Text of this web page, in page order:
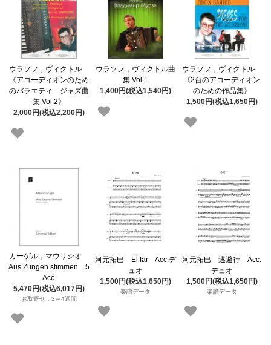
ウラソフ，ヴィクトル
《アコーディオンのため
のバラエティ－ジャズ曲
集 Vol.2》
2,000円(税込2,200円)
ウラソフ，ヴィクトル曲
集 Vol.1
1,400円(税込1,540円)
ウラソフ，ヴィクトル
《2台のアコーディオン
のための作品集》
1,500円(税込1,650円)
カーゲル，マウリシオ
Aus Zungen stimmen 5
Acc.
5,470円(税込6,017円)
お取寄せ：3～4週間
河元拓巳 El far Acc.デ
ュオ
1,500円(税込1,650円)
楽譜データ
河元拓巳 逃避行 Acc.
デュオ
1,500円(税込1,650円)
楽譜データ